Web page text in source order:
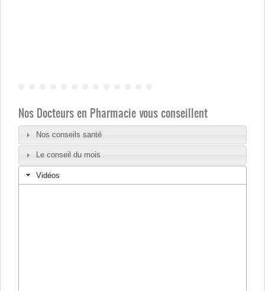
Nos Docteurs en Pharmacie vous conseillent
Nos conseils santé
Le conseil du mois
Vidéos